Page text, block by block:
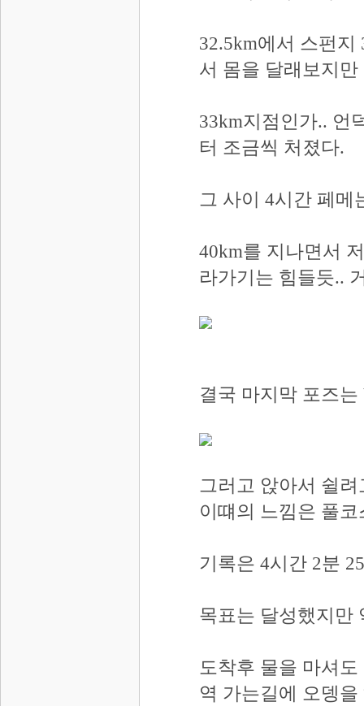
32.5km에서 스펀
서 몸을 달래보지
33km지점인가.. 언
터 조금씩 처졌다.
그 사이 4시간 페메
40km를 지나면서
라가기는 힘들듯..
결국 마지막 포즈
그러고 앉아서 쉴
이떄의 느낌은 풀
기록은 4시간 2분
목표는 달성했지만
도착후 물을 마셔
역 가는길에 오뎅